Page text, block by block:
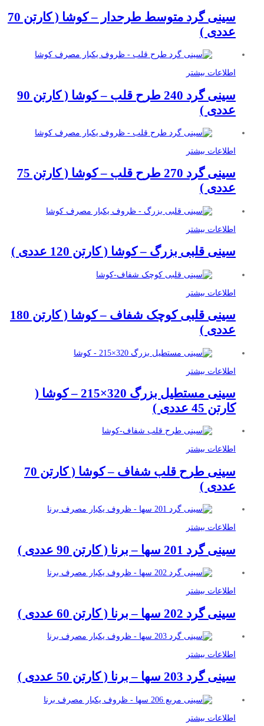
سینی گرد متوسط طرحدار – کوشا ( کارتن 70
عددی )
اطلاعات بیشتر
سینی گرد 240 طرح قلب – کوشا ( کارتن 90
عددی )
اطلاعات بیشتر
سینی گرد 270 طرح قلب – کوشا ( کارتن 75
عددی )
اطلاعات بیشتر
سینی قلبی بزرگ – کوشا ( کارتن 120 عددی )
اطلاعات بیشتر
سینی قلبی کوچک شفاف – کوشا ( کارتن 180
عددی )
اطلاعات بیشتر
سینی مستطیل بزرگ 320×215 – کوشا (
کارتن 45 عددی )
اطلاعات بیشتر
سینی طرح قلب شفاف – کوشا ( کارتن 70
عددی )
اطلاعات بیشتر
سینی گرد 201 سها – برنا ( کارتن 90 عددی )
اطلاعات بیشتر
سینی گرد 202 سها – برنا ( کارتن 60 عددی )
اطلاعات بیشتر
سینی گرد 203 سها – برنا ( کارتن 50 عددی )
اطلاعات بیشتر